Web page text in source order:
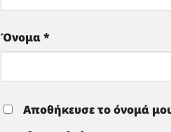
Όνομα*
Αποθήκευσε το όνομά